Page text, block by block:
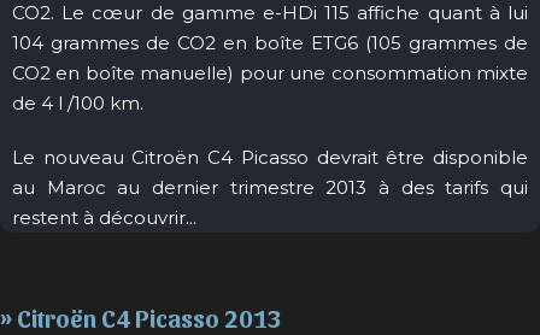
CO2. Le cœur de gamme e-HDi 115 affiche quant à lui
104 grammes de CO2 en boîte ETG6 (105 grammes de
CO2 en boîte manuelle) pour une consommation mixte
de 4 l /100 km.
Le nouveau Citroën C4 Picasso devrait être disponible
au Maroc au dernier trimestre 2013 à des tarifs qui
restent à découvrir...
» Citroën C4 Picasso 2013